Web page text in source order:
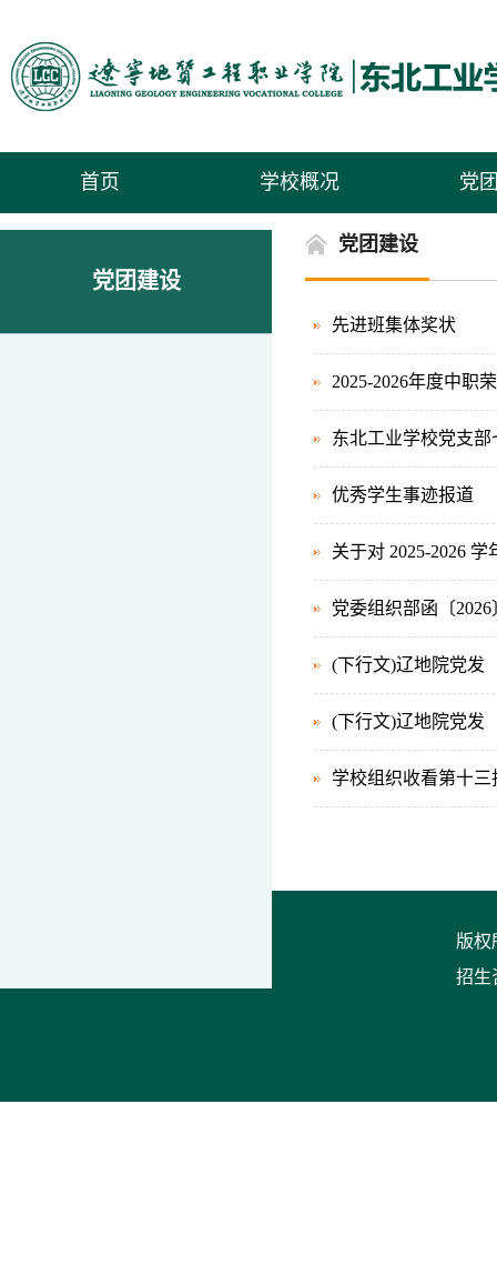
首页 学校概况 党
党团建设
党团建设
先进班集体奖状
2025-2026年度中职
东北工业学校党支
优秀学生事迹报道
关于对 2025-2026
党委组织部函〔
(下行文)辽地院党发
(下行文)辽地院党发
学校组织收看第十
版
招生